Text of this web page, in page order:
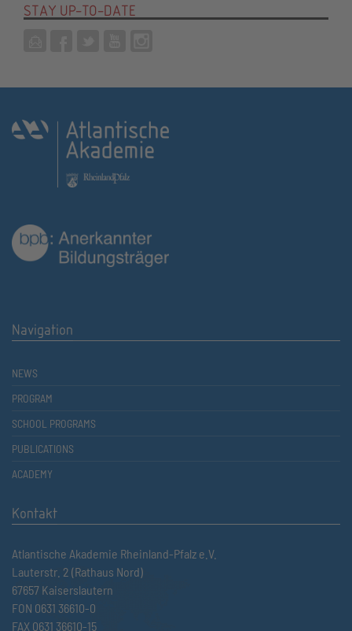
STAY UP-TO-DATE
Navigation
NEWS
PROGRAM
SCHOOL PROGRAMS
PUBLICATIONS
ACADEMY
Kontakt
Atlantische Akademie Rheinland-Pfalz e.V.
Lauterstr. 2 (Rathaus Nord)
67657 Kaiserslautern
FON 0631 36610-0
FAX 0631 36610-15